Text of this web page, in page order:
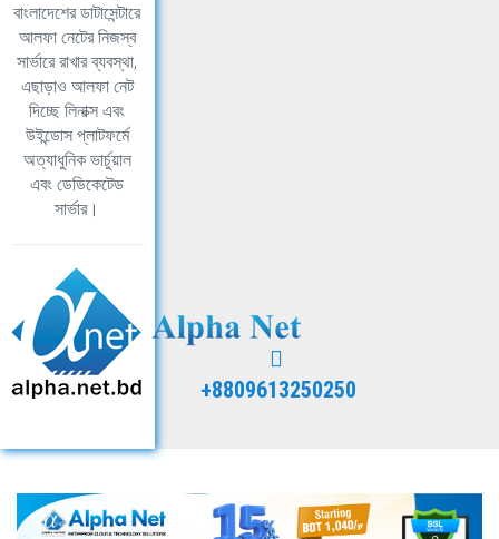
বাংলাদেশের ডাটাসেন্টারে
আলফা নেটের নিজস্ব
সার্ভারে রাখার ব্যবস্থা,
এছাড়াও আলফা নেট
দিচ্ছে লিনাক্স এবং
উইন্ডোস প্লাটফর্মে
অত্যাধুনিক ভার্চুয়াল
এবং ডেডিকেটেড
সার্ভার।
+8809613250250